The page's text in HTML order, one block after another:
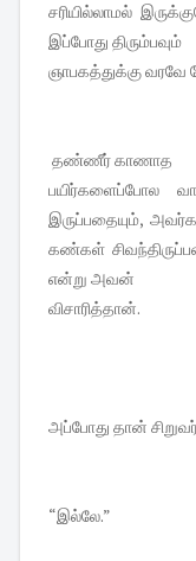
சரியில்லாமல்
இப்போது திரும்பவும்
ஞாபகத்துக்கு வரவே
தண்ணீர் காணாத
பயிர்களைப்போல
இருப்பதையும்,
கண்கள்
என்று அவன்
விசாரித்தான்.
அப்போது தான்
“இல்லே.”